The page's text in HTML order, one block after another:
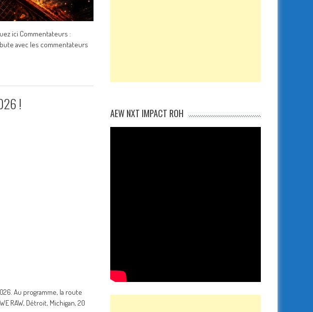
ici Commentateurs :
avec les commentateurs
!
Au programme, la route
RAW, Détroit, Michigan, 20
AEW NXT IMPACT ROH